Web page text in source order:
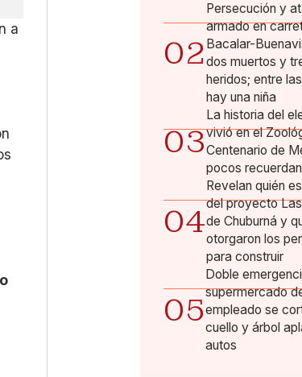
a
02
Persecución y
armado en
Bacalar-
dos muertos y
heridos; entre
hay una niña
03
La historia del
vivió en el
Centenario de
pocos recuerdan
04
Revelan quién
del proyecto
de Chuburná y
otorgaron los
para construir
05
Doble
supermercado
empleado se
cuello y árbol
autos